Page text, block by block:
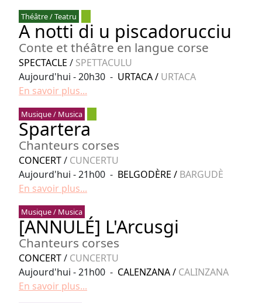
Théâtre / Teatru
A notti di u piscadorucciu
Conte et théâtre en langue corse
SPECTACLE / SPETTACULU
Aujourd'hui - 20h30 - URTACA/ URTACA
En savoir plus...
Musique / Musica
Spartera
Chanteurs corses
CONCERT/ CUNCERTU
Aujourd'hui - 21h00 - BELGODÈRE / BARGUDÈ
En savoir plus...
Musique / Musica
[ANNULÉ] L'Arcusgi
Chanteurs corses
CONCERT/ CUNCERTU
Aujourd'hui - 21h00 - CALENZANA/ CALINZANA
En savoir plus...